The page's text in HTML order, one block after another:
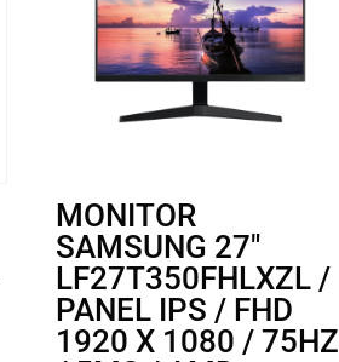
MONITOR
SAMSUNG 27″
LF27T350FHLXZL /
PANEL IPS / FHD
1920 X 1080 / 75HZ